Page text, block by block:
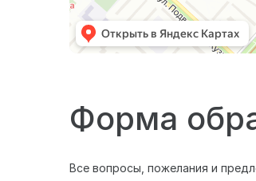
Форма
Все вопросы, пожелания и